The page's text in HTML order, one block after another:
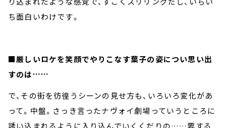
ち面白いわけです。
■厳しいロケを笑顔でやりこなす葉子の姿につい思い出
すのは……
で、その街を彷徨うシーンの見せ方も、いろいろ変化があ
って。中盤。さっき言ったナヴォイ劇場っていうところに
誘い込まれるように入り込んでいくくだりの……要する